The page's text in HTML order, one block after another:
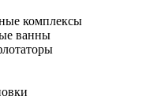
комплексы
ванны